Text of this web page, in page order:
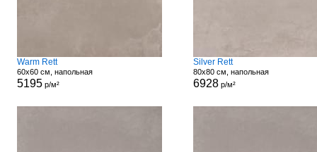
Warm Rett
60x60 см, напольная
5195р/м²
Silver Rett
80x80 см, напольная
6928р/м²